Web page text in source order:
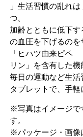
」生活習慣の乱れ
つ。
加齢とともに低下
の血圧を下げるの
「ヒハツ由来ピペ
リン」を含有した機
毎日の運動など生
タブレットで、手軽
※写真はイメージで
す。
※パッケージ・画像